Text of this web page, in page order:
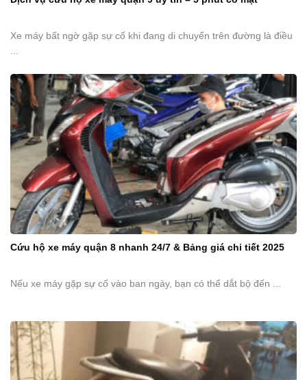
Xe máy bất ngờ gặp sự cố khi đang di chuyển trên đường là điều
Cứu hộ xe máy quận 8 nhanh 24/7 & Bảng giá chi tiết 2025
Nếu xe máy gặp sự cố vào ban ngày, bạn có thể dắt bộ đến ...